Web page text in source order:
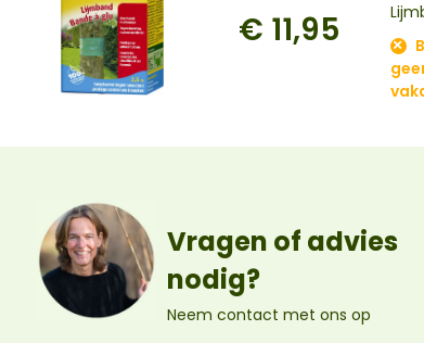
€ 11,95
Vragen of advies
nodig?
Neem contact met ons op